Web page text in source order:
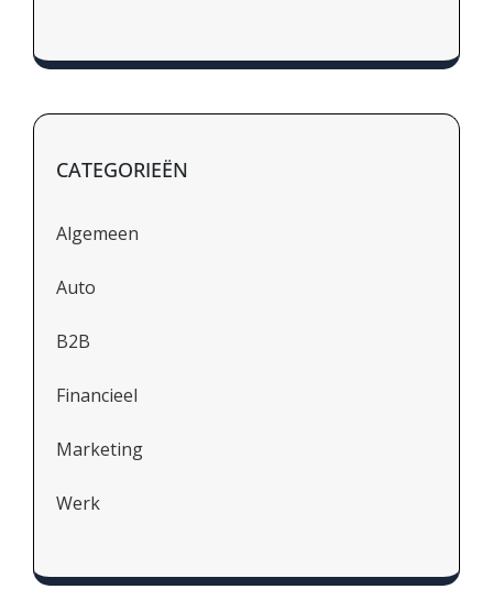
CATEGORIEËN
Algemeen
Auto
B2B
Financieel
Marketing
Werk